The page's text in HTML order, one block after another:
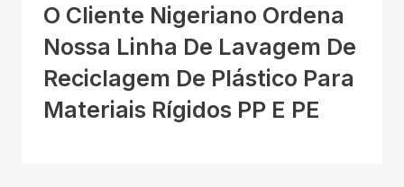
O Cliente Nigeriano Ordena
Nossa Linha De Lavagem De
Reciclagem De Plástico Para
Materiais Rígidos PP E PE